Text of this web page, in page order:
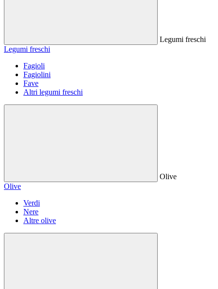
Legumi freschi
Legumi freschi
Fagioli
Fagiolini
Fave
Altri legumi freschi
Olive
Olive
Verdi
Nere
Altre olive